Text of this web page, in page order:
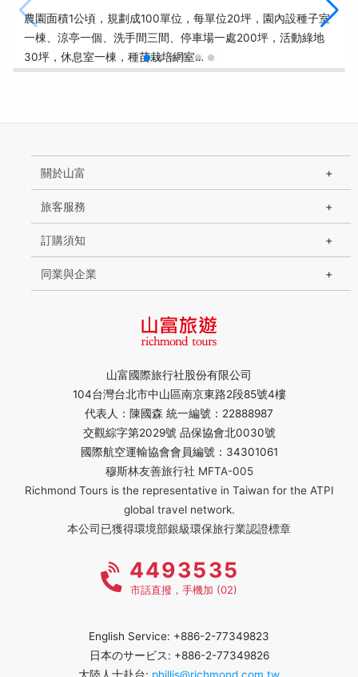
農園面積1公頃，規劃成100單位，每單位20坪，園內設種子室
一棟、涼亭一個、洗手間三間、停車場一處200坪，活動綠地
30坪，休息室一棟，種苗栽培網室…
山富國際旅行社股份有限公司
104台灣台北市中山區南京東路2段85號4樓
代表人：陳國森 統一編號：22888987
交觀綜字第2029號 品保協會北0030號
國際航空運輸協會會員編號：34301061
穆斯林友善旅行社 MFTA-005
Richmond Tours is the representative in Taiwan for the ATPI
global travel network.
本公司已獲得環境部銀級環保旅行業認證標章
關於山富
旅客服務
訂購須知
同業與企業
4493535
市話直撥，手機加 (02)
English Service: +886-2-77349823
日本のサービス: +886-2-77349826